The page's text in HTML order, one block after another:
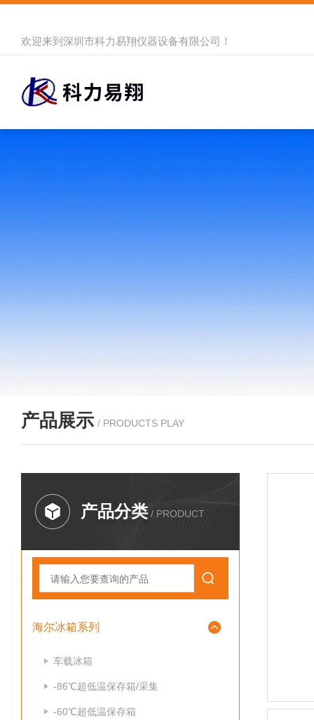
欢迎来到 深圳市科力易翔仪器设备有限公司 ！
产品展示 / PRODUCTS PLAY
产品分类 / PRODUCT
海尔冰箱系列
车载冰箱
-86℃超低温保存箱/采集
-60℃超低温保存箱